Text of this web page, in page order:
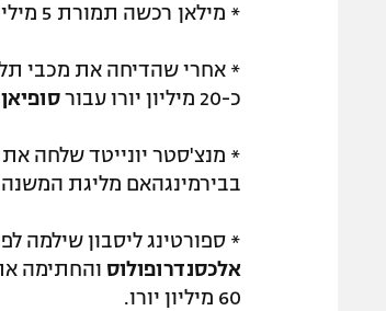
* מילאן רכשה תמורת 5 מיליון יורו את בלם שאלקה,
* אחרי שהדיחה את מכבי תל
כ-20 מיליון יורו עבור
* מנצ'סטר יונייטד שלחה
בבירמינגהאם מליגת
* ספורטינג ליסבון שילמה לפנאתינייקוס 4.5 מיליון יורו
אלכסנדרופולוס
60 מיליון יורו.